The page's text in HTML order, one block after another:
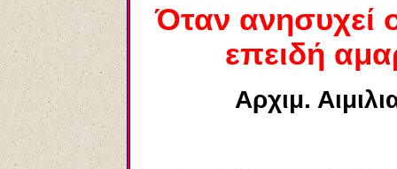
Όταν ανησυχεί
επειδή
Αρχιμ.